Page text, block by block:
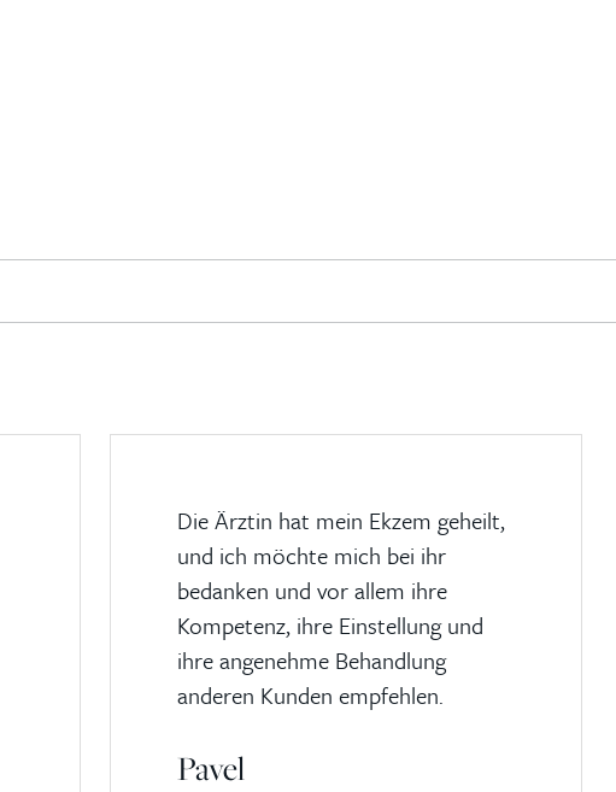
Die Ärztin hat mein Ekzem geheilt,
und ich möchte mich bei ihr
bedanken und vor allem ihre
Kompetenz, ihre Einstellung und
ihre angenehme Behandlung
anderen Kunden empfehlen.
Pavel